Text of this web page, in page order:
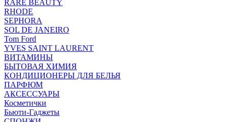
RARE BEAUTY
RHODE
SEPHORA
SOL DE JANEIRO
Tom Ford
YVES SAINT LAURENT
ВИТАМИНЫ
БЫТОВАЯ ХИМИЯ
КОНДИЦИОНЕРЫ ДЛЯ БЕЛЬЯ
ПАРФЮМ
АКСЕССУАРЫ
Косметички
Бьюти-Гаджеты